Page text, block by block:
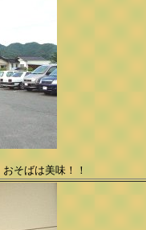
おそばは美味！！